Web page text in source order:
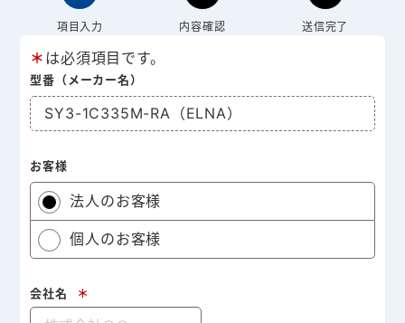
項目入力 内容確認 送信完了
＊ は必須項目です。
型番（メーカー名）
SY3-1C335M-RA（ELNA）
お客様
法人のお客様
個人のお客様
会社名 ＊